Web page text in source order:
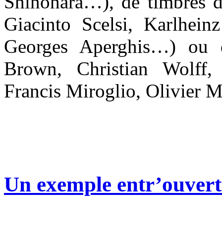
Giacinto Scelsi,
Georges Aperghis…) ou
Brown, Christian
Francis Miroglio, Olivier
Un exemple